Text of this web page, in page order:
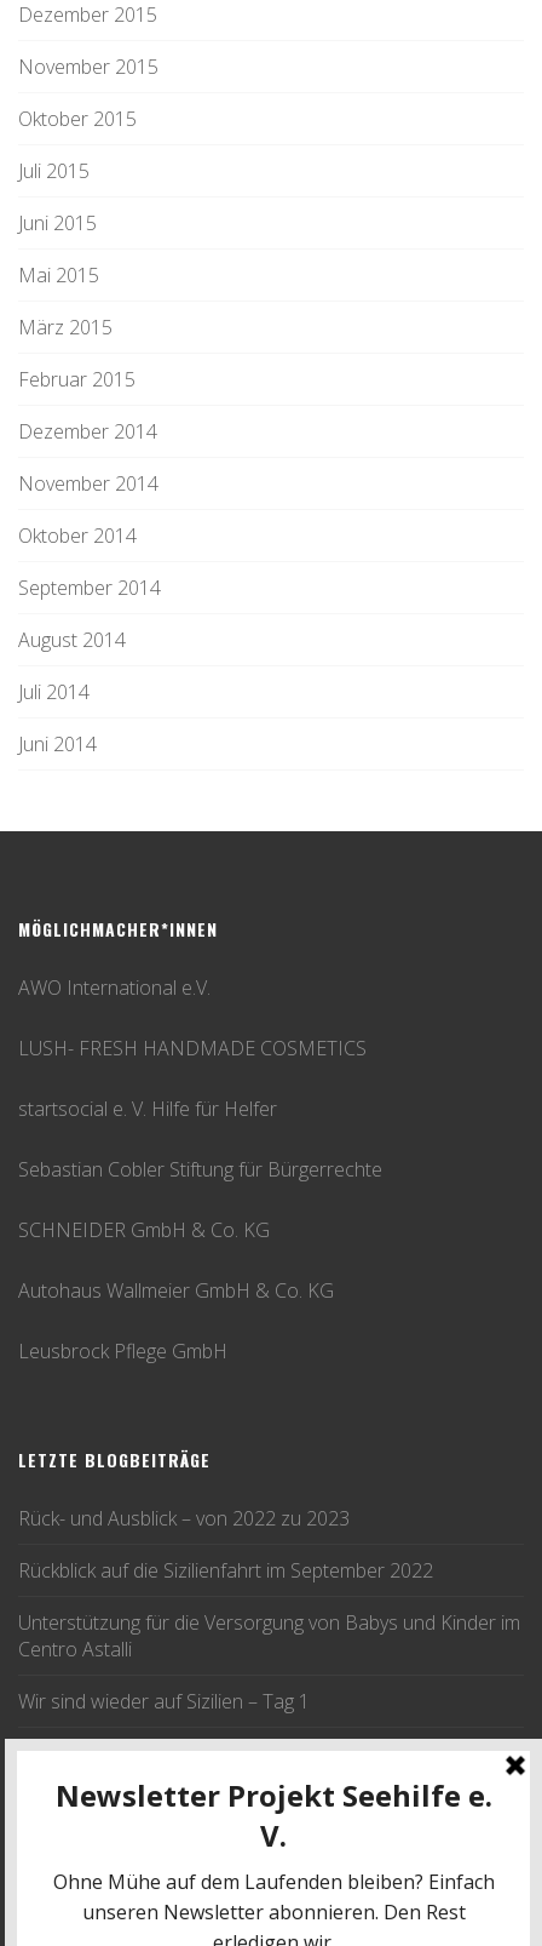
Dezember 2015
November 2015
Oktober 2015
Juli 2015
Juni 2015
Mai 2015
März 2015
Februar 2015
Dezember 2014
November 2014
Oktober 2014
September 2014
August 2014
Juli 2014
Juni 2014
MÖGLICHMACHER*INNEN
AWO International e.V.
LUSH- FRESH HANDMADE COSMETICS
startsocial e. V. Hilfe für Helfer
Sebastian Cobler Stiftung für Bürgerrechte
SCHNEIDER GmbH & Co. KG
Autohaus Wallmeier GmbH & Co. KG
Leusbrock Pflege GmbH
LETZTE BLOGBEITRÄGE
Rück- und Ausblick – von 2022 zu 2023
Rückblick auf die Sizilienfahrt im September 2022
Unterstützung für die Versorgung von Babys und Kinder im
Centro Astalli
Wir sind wieder auf Sizilien – Tag 1
Wir fahren im September nach Sizilien